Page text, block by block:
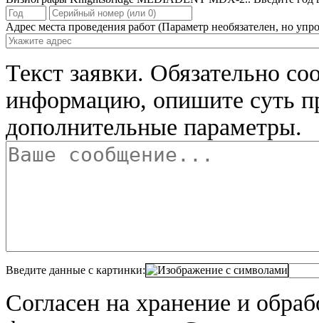
Адрес места проведения работ (Параметр необязателен, но
Текст заявки. Обязательно
информацию, опишите суть
дополнительные параметры.
Введите данные с картинки:
Согласен на хранение и